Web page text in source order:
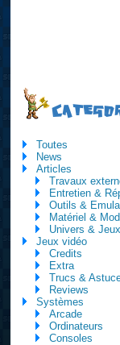
Toutes
News
Articles
Travaux
Entretien &
Outils &
Matériel &
Univers & Jeux
Jeux vidéo
Credits
Extra
Trucs &
Reviews
Systèmes
Arcade
Ordinateurs
Consoles